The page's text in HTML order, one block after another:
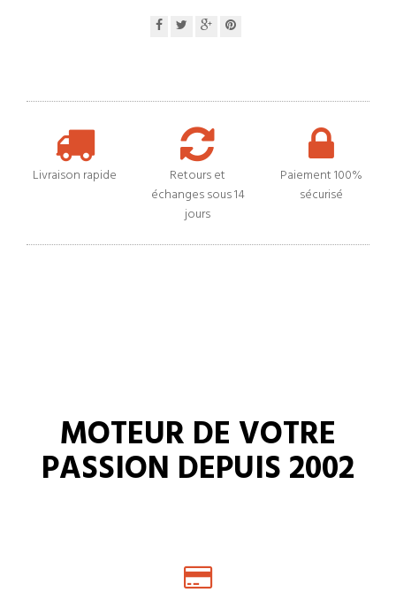
Livraison rapide
Retours et
échanges sous 14
jours
Paiement 100%
sécurisé
MOTEUR DE VOTRE
PASSION DEPUIS 2002